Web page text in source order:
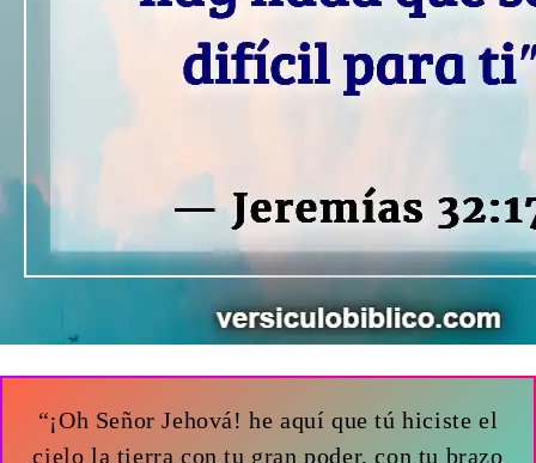
“¡Oh Señor Jehová! he aquí que tú hiciste el
cielo la tierra con tu gran poder, con tu brazo